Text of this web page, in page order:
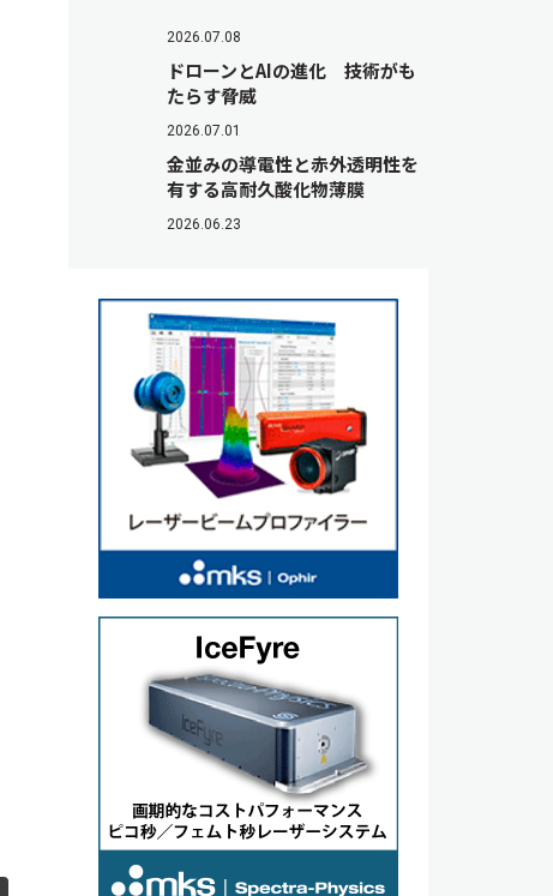
2026.07.08
ドローンとAIの進化 技術がも
たらす脅威
2026.07.01
金並みの導電性と赤外透明性を
有する高耐久酸化物薄膜
2026.06.23